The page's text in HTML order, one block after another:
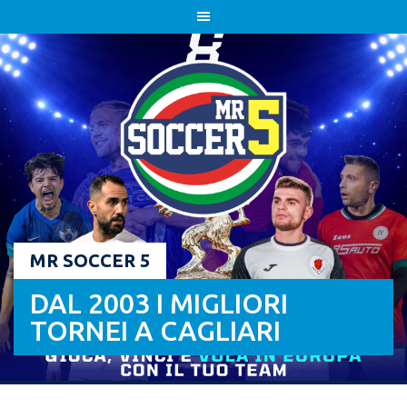
to
content
MR SOCCER 5
DAL 2003 I MIGLIORI
TORNEI A CAGLIARI